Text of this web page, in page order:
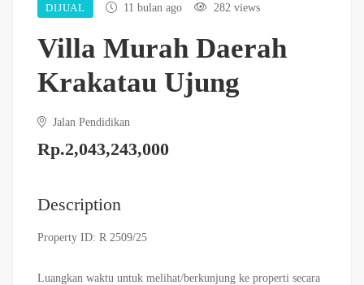
DIJUAL 11 bulan ago 282 views
Villa Murah Daerah
Krakatau Ujung
Jalan Pendidikan
Rp.2,043,243,000
Description
Property ID: R 2509/25
Luangkan waktu untuk melihat/berkunjung ke properti secara